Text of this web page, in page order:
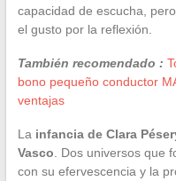
capacidad de escucha,
el gusto por la reflexión.
También recomendado :
bono pequeño conductor
ventajas
La infancia de Clara
Vasco . Dos universos que
con su efervescencia y la